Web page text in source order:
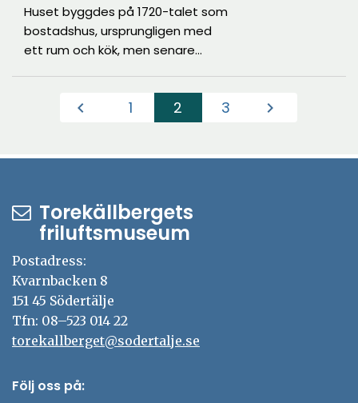
Idag är gatuhuset hantverksbutik
och gårdshuset visar en
byggnadshistorisk utställning.
Huset byggdes på 1720-talet som
bostadshus, ursprungligen med
ett rum och kök, men senare
Torekällberget omvandlades
huset till ett krukmakeri, som idag
kursverksamhet.
chevron_left 1 2(Aktuell)
3 chevron_right
Torekällbergets
friluftsmuseum
Postadress:
Kvarnbacken 8
151 45 Södertälje
Tfn: 08–523 014 22
torekallberget@sodertalje.se
Följ oss på: